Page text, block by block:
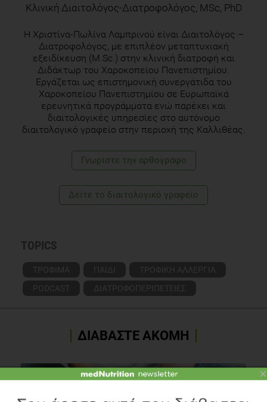
Κλινική Διαιτολόγος-Διατροφολόγος, MSc, PhD
H Χριστίνα-Πωλίνα Λαμπρινού είναι Διαιτολόγος –
Διατροφολόγος, με επιπλέον μεταπτυχιακή
εξειδίκευση (M.Sc.) στην κλινική διατροφή και
Διδάκτωρ του Χαροκοπείου Πανεπιστημίου.
Εργάζεται ως επιστημονική συνεργάτιδα του
Χαροκοπείου Πανεπιστημίου σε Ευρωπαϊκά
ερευνητικά προγράμματα ενώ παρέχει και
διαιτολογικές υπηρεσίες στο αυτόνομο
διαιτολογικό γραφείο στην περιοχή της Καλλιθέας.
Γνωρίστε την αρθογράφο
Δείτε το διαιτολογικό γραφείο
TOPICS
ΤΡΟΦΙΜΑ ΠΑΙΔΙ
ΤΡΟΦΙΚΗ ΑΛΛΕΡΓΙΑ
PODCAST
ΔΙΑΤΡΟΦΟΠΕΡΙΠΕΤΕΙΕΣ
ΔΙΑΒΑΣΤΕ ΑΚΟΜΗ
×